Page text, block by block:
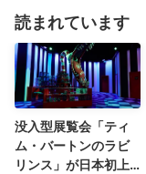
読まれています
没入型展覧会「ティ
ム・バートンのラビ
リンス」が日本初上